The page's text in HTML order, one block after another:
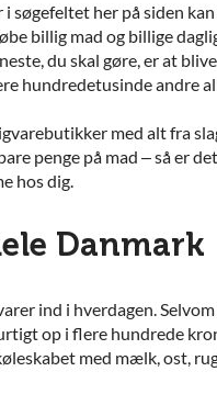
søgefeltet her på siden
billig mad og billige
du skal gøre, er at
hundredetusinde andre
med alt fra
penge på mad – så er
hos dig.
Danmark
ind i hverdagen.
op i flere hundrede
med mælk, ost,